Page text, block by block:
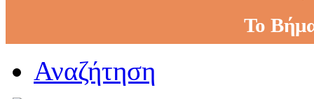
Το
Αναζήτηση